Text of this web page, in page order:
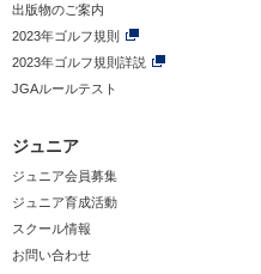
出版物のご案内
2023年ゴルフ規則
2023年ゴルフ規則詳説
JGAルールテスト
ジュニア
ジュニア会員募集
ジュニア育成活動
スクール情報
お問い合わせ